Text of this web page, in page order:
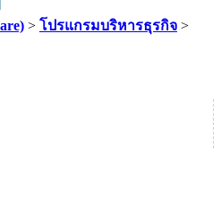
> โปรแกรมบริหารธุรกิจ >